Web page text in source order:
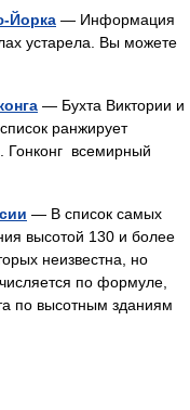
Йорка — Информация
устарела. Вы можете
— Бухта Виктории и
ранжирует
Гонконг всемирный
— В список самых
высотой 130 и более
неизвестна, но
по формуле,
по высотным зданиям